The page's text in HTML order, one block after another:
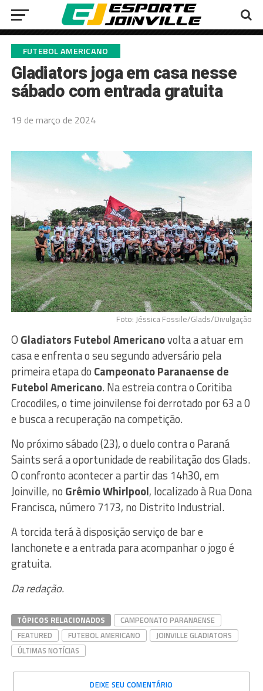
FUTEBOL AMERICANO
Gladiators joga em casa nesse
sábado com entrada gratuita
19 de março de 2024
Foto: Jéssica Fossile/Glads/Divulgação
O Gladiators Futebol Americanovolta a atuar em
casa e enfrenta o seu segundo adversário pela
primeira etapa do Campeonato Paranaense de
Futebol Americano. Na estreia contra o Coritiba
Crocodiles, o time joinvilense foi derrotado por 63 a 0
e busca a recuperação na competição.
No próximo sábado (23), o duelo contra o Paraná
Saints será a oportunidade de reabilitação dos Glads.
O confronto acontecer a partir das 14h30, em
Joinville, no Grêmio Whirlpool, localizado à Rua Dona
Francisca, número 7173, no Distrito Industrial.
A torcida terá à disposição serviço de bar e
lanchonete e a entrada para acompanhar o jogo é
gratuita.
Da redação.
TÓPICOS RELACIONADOS
CAMPEONATO PARANAENSE
FEATURED
FUTEBOL AMERICANO
JOINVILLE GLADIATORS
ÚLTIMAS NOTÍCIAS
DEIXE SEU COMENTÁRIO